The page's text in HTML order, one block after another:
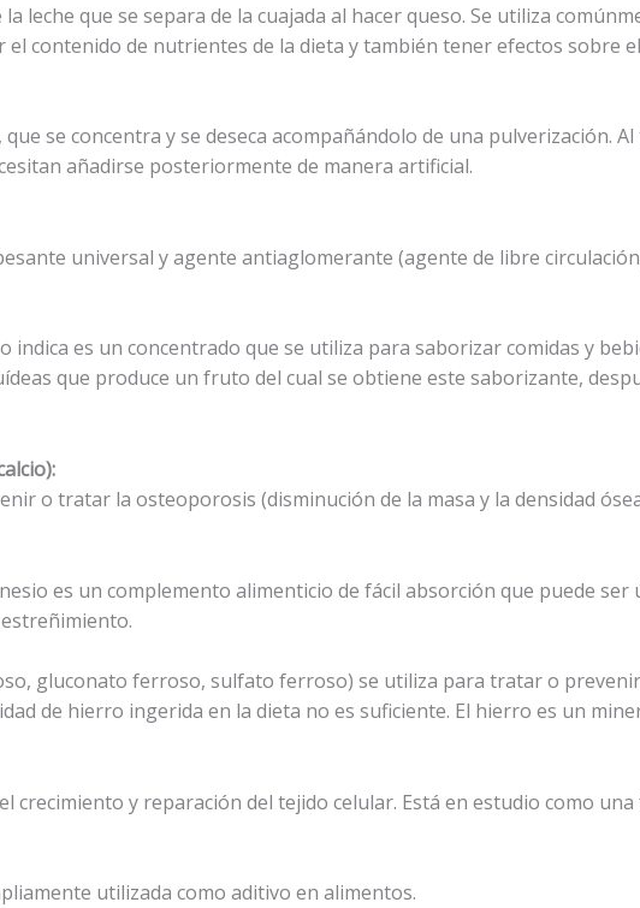
leche que se separa de la cuajada al hacer queso. Se utiliza
contenido de nutrientes de la dieta y también tener efectos sobre
se concentra y se deseca acompañándolo de una pulverización.
añadirse posteriormente de manera artificial.
universal y agente antiaglomerante (agente de libre
indica es un concentrado que se utiliza para saborizar comidas y
que produce un fruto del cual se obtiene este saborizante,
o tratar la osteoporosis (disminución de la masa y la densidad
es un complemento alimenticio de fácil absorción que puede ser
gluconato ferroso, sulfato ferroso) se utiliza para tratar o
de hierro ingerida en la dieta no es suficiente. El hierro es un
crecimiento y reparación del tejido celular. Está en estudio como
utilizada como aditivo en alimentos.